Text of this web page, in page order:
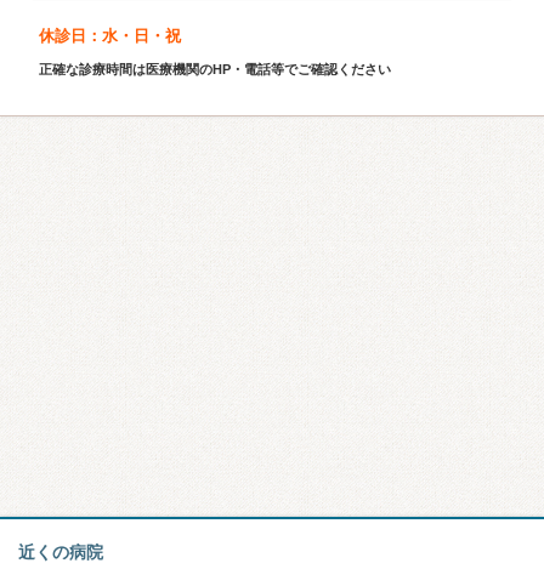
休診日：水・日・祝
正確な診療時間は医療機関のHP・電話等でご確認ください
近くの病院